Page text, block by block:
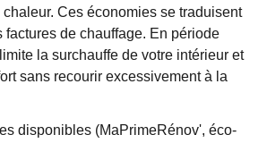
Ces économies se traduisent
factures de chauffage. En période
la surchauffe de votre intérieur et
sans recourir excessivement à la
disponibles (MaPrimeRénov', éco-